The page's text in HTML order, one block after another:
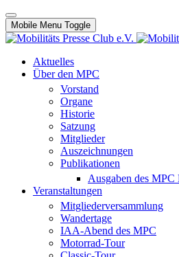
Mobile Menu Toggle
Aktuelles
Über den MPC
Vorstand
Organe
Historie
Satzung
Mitglieder
Auszeichnungen
Publikationen
Ausgaben des MPC
Veranstaltungen
Mitgliederversammlung
Wandertage
IAA-Abend des MPC
Motorrad-Tour